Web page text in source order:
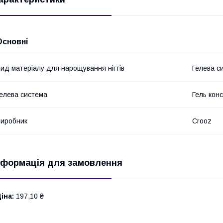
матеріалу для нарощування нігтів Гелева
система Гель
Crooz
для замовлення
197,10 ₴